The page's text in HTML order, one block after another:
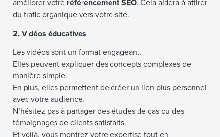
améliorer votre référencement SEO. Cela aidera à attirer
du trafic organique vers votre site.
2. Vidéos éducatives
Les vidéos sont un format engageant.
Elles peuvent expliquer des concepts complexes de
manière simple.
En plus, elles permettent de créer un lien plus personnel
avec votre audience.
N’hésitez pas à partager des études de cas ou des
témoignages de clients satisfaits.
Et voilà, vous montrez votre expertise tout en